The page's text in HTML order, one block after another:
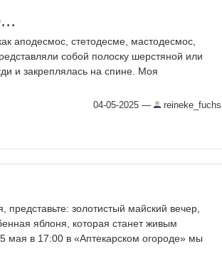
аподесмос, стетодесме, мастодесмос,
собой полоску шерстяной или
и закреплялась на спине. Моя
04-05-2025 — reineke_fuchs
золотистый майский вечер,
яблоня, которая станет живым
мая в 17:00 в «Аптекарском огороде» мы